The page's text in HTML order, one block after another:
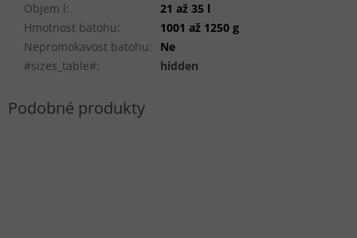
Objem l:
21 až 35 l
Hmotnost batohu:
1001 až 1250 g
Nepromokavost batohu:
Ne
#sizes_table#: hidden